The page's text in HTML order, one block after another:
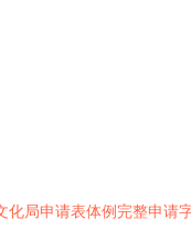
局申请表体例完整申请